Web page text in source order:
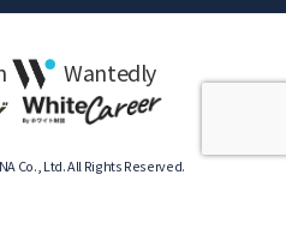
Wantedly
Co., Ltd. All Rights Reserved.